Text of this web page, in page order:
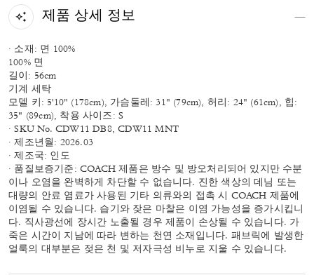
제품 상세 정보
· 소재: 면 100%
100% 면
길이: 56cm
기계 세탁
모델 키: 5'10" (178cm), 가슴둘레: 31" (79cm), 허리: 24" (61cm), 힙:
35" (89cm), 착용 사이즈: S
· SKU No. CDW11 DB8, CDW11 MNT
· 제조년월: 2026.03
· 제조국: 인도
· 품질보증기준: COACH 제품은 방수 및 방오처리되어 있지만 수분
이나 오염을 완벽하게 차단할 수 없습니다. 진한 색상의 데님 또는
대량의 안료 염료가 사용된 기타 의류와의 접촉 시 COACH 제품에
이염될 수 있습니다. 습기와 잦은 마찰은 이염 가능성을 증가시킵니
다. 직사광선에 장시간 노출될 경우 제품이 손상될 수 있습니다. 가
죽은 시간이 지남에 따라 변하는 천연 소재입니다. 패브릭에 발생한
얼룩의 대부분은 젖은 천 및 저자극성 비누로 지울 수 있습니다.